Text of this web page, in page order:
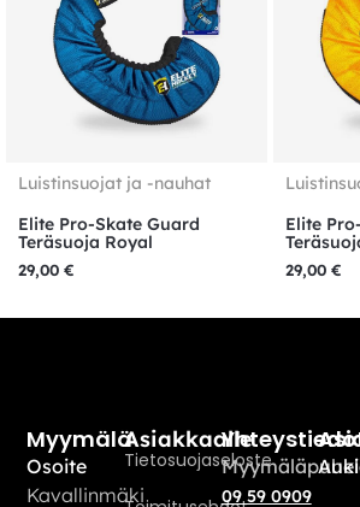
Luistinsuojat ja -nauhat
Elite Pro-Skate Guard
Teräsuoja Royal
29,00 €
Elite
29,00 €
Asiakkaalle
Tietosuojaseloste
Myymälä
Osoite
Kavallinmäki
09 59 0909